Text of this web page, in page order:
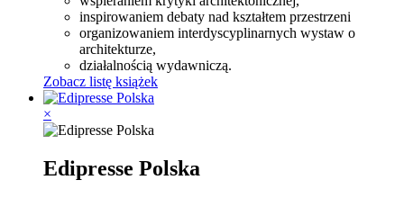
inspirowaniem debaty nad kształtem przestrzeni
organizowaniem interdyscyplinarnych wystaw o
architekturze,
działalnością wydawniczą.
Zobacz listę książek
×
Edipresse Polska